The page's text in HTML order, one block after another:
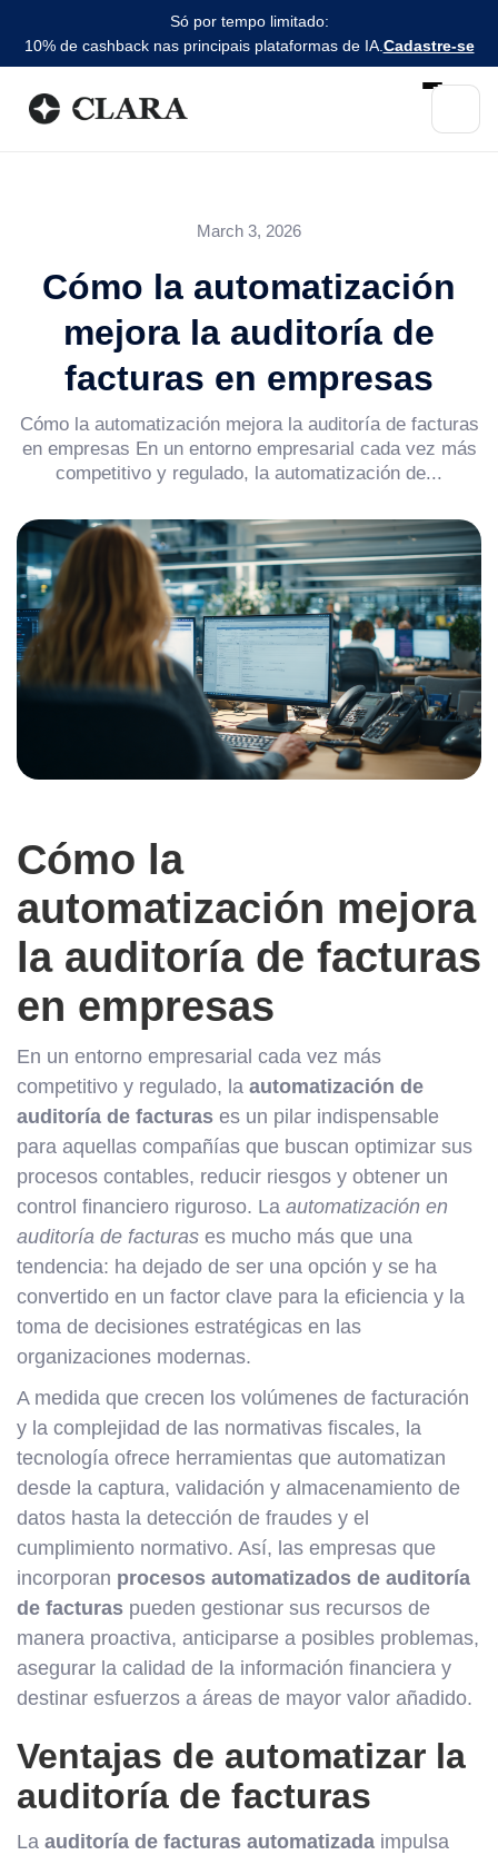
Só por tempo limitado:
10% de cashback nas principais plataformas de IA. Cadastre-se
March 3, 2026
Cómo la automatización
mejora la auditoría de
facturas en empresas
Cómo la automatización mejora la auditoría de facturas
en empresas En un entorno empresarial cada vez más
competitivo y regulado, la automatización de...
Cómo la
automatización mejora
la auditoría de facturas
en empresas
En un entorno empresarial cada vez más
competitivo y regulado, la automatización de
auditoría de facturas es un pilar indispensable
para aquellas compañías que buscan optimizar sus
procesos contables, reducir riesgos y obtener un
control financiero riguroso. La automatización en
auditoría de facturas es mucho más que una
tendencia: ha dejado de ser una opción y se ha
convertido en un factor clave para la eficiencia y la
toma de decisiones estratégicas en las
organizaciones modernas.
A medida que crecen los volúmenes de facturación
y la complejidad de las normativas fiscales, la
tecnología ofrece herramientas que automatizan
desde la captura, validación y almacenamiento de
datos hasta la detección de fraudes y el
cumplimiento normativo. Así, las empresas que
incorporan procesos automatizados de auditoría
de facturas pueden gestionar sus recursos de
manera proactiva, anticiparse a posibles problemas,
asegurar la calidad de la información financiera y
destinar esfuerzos a áreas de mayor valor añadido.
Ventajas de automatizar la
auditoría de facturas
La auditoría de facturas automatizada impulsa